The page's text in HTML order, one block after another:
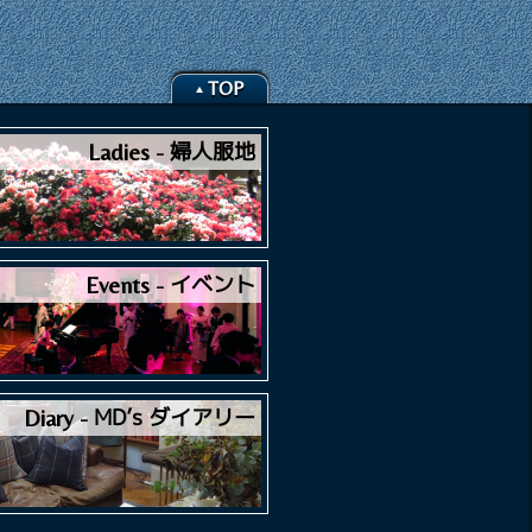
TOP
Ladies 婦人服地
Events イベント
Diary MD’s ダイアリー